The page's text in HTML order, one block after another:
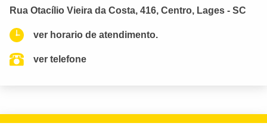
Rua Otacílio Vieira da Costa, 416, Centro, Lages - SC
ver horario de atendimento.
ver telefone